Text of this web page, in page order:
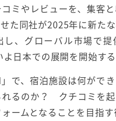
ミやレビューを、集客
た同社が2025年に新た
、グローバル市場で提
日本での展開を開始する
で、宿泊施設は何ができ
れるのか？ クチコミを
ームとなることを目指